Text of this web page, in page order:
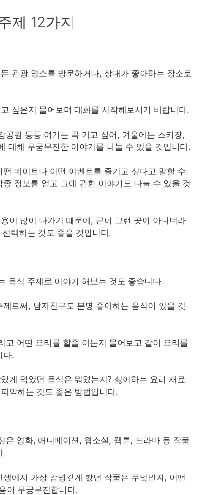
제 12가지
관광 명소를 방문하거나, 상대가 좋아하는 장소로
싶은지 물어보며 대화를 시작해보시기 바랍니다.
공원 등등 여기는 꼭 가고 싶어, 겨울에는 스키장,
대해 무궁무진한 이야기를 나눌 수 있을 것입니다.
데이트나 어떤 이벤트를 즐기고 싶다고 말할 수
정보를 얻고 그에 관한 이야기도 나눌 수 있을 것
이 많이 나가기 때문에, 굳이 그런 곳이 아니더라
택하는 것도 좋을 것입니다.
음식 주제로 이야기 해보는 것도 좋습니다.
로써, 남자친구도 분명 좋아하는 음식이 있을 것
고 어떤 요리를 할줄 아는지 물어보고 같이 요리를
다.
게 먹었던 음식은 뭐였는지? 싫어하는 요리 재료
악하는 것도 좋은 방법입니다.
은 영화, 애니메이션, 웹소설, 웹툰, 드라마 등 작품
.
에서 가장 감명깊게 봤던 작품은 무엇인지, 어떤
이 무궁무진합니다.